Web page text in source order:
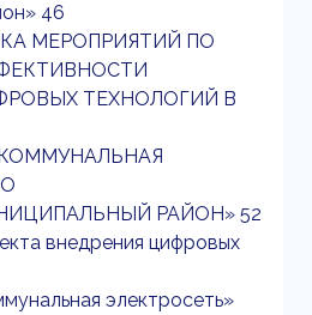
46
МЕРОПРИЯТИЙ ПО
ТЕХНОЛОГИЙ В
РАЙОН» 52
внедрения цифровых
электросеть»